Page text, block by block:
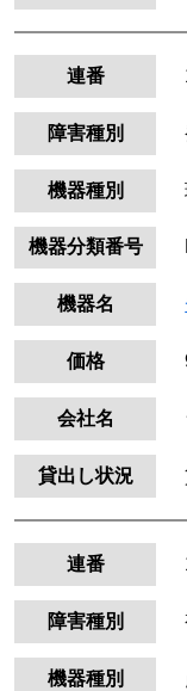
連番
障害種別
機器種別
機器分類番号
機器名
価格
会社名
貸出し状況
連番
障害種別
機器種別